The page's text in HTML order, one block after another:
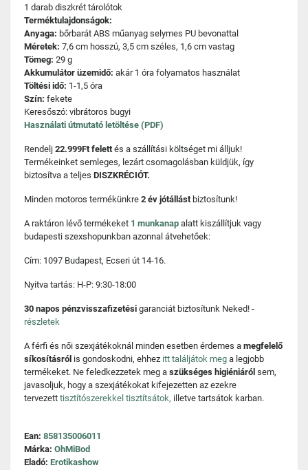
1 darab diszkrét tárolótok
Terméktulajdonságok:
Anyaga: bőrbarát ABS műanyag selymes PU bevonattal
Méretek: 7,6 cm hosszú, 3,5 cm széles, 1,6 cm vastag
Tömeg: 29 g
Akkumulátor üzemidő: akár 1 óra folyamatos használat
Töltési idő: 1-1,5 óra
Szín: fekete
Keresőszó: vibrátoros bugyi
Használati útmutató letöltése (PDF)
Rendelj 22.999Ft felettés a szállítási költséget mi álljuk!
Termékeinket semleges, lezárt csomagolásban küldjük, így
biztosítva a teljes DISZKRÉCIÓT.
Minden motoros termékünkre 2 év jótállást biztosítunk!
A raktáron lévő termékeket 1 munkanap alatt kiszállítjuk vagy
budapesti szexshopunkban azonnal átvehetőek:
Cím: 1097 Budapest, Ecseri út 14-16.
Nyitva tartás: H-P: 9:30-18:00
30 napos pénzvisszafizetési garanciát biztosítunk Neked! -
részletek
A férfi és női szexjátékoknál minden esetben érdemes a megfelelő
síkosításról is gondoskodni, ehhez itt találjátok meg a legjobb
termékeket. Ne feledkezzetek meg a szükséges higiéniáról sem,
javasoljuk, hogy a szexjátékokat kifejezetten az ezekre
tervezett tisztítószerekkel tisztítsátok, illetve tartsátok karban.
Ean: 858135006011
Márka: OhMiBod
Eladó: Erotikashow